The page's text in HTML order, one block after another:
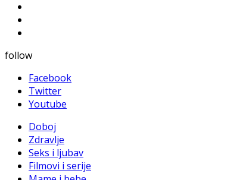
follow
Facebook
Twitter
Youtube
Doboj
Zdravlje
Seks i ljubav
Filmovi i serije